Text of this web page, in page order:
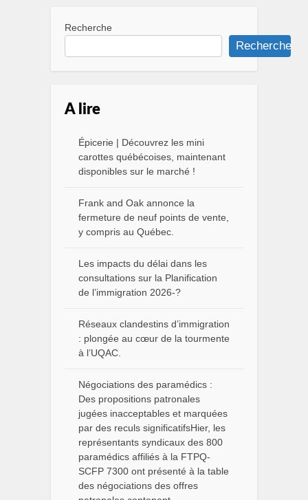
Recherche
Recherche
A lire
Épicerie | Découvrez les mini
carottes québécoises, maintenant
disponibles sur le marché !
Frank and Oak annonce la
fermeture de neuf points de vente,
y compris au Québec.
Les impacts du délai dans les
consultations sur la Planification
de l’immigration 2026-?
Réseaux clandestins d’immigration
: plongée au cœur de la tourmente
à l’UQAC.
Négociations des paramédics :
Des propositions patronales
jugées inacceptables et marquées
par des reculs significatifsHier, les
représentants syndicaux des 800
paramédics affiliés à la FTPQ-
SCFP 7300 ont présenté à la table
des négociations des offres